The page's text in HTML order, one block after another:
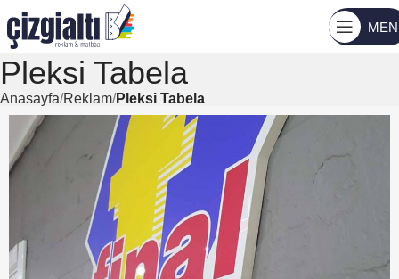
Pleksi Tabela
Anasayfa Reklam Pleksi Tabela